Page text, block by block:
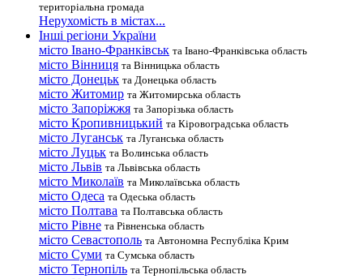
територіальна громада
Нерухомість в містах...
Інші регіони України
місто Івано-Франківськ та Івано-Франківська область
місто Вінниця та Вінницька область
місто Донецьк та Донецька область
місто Житомир та Житомирська область
місто Запоріжжя та Запорізька область
місто Кропивницький та Кіровоградська область
місто Луганськ та Луганська область
місто Луцьк та Волинська область
місто Львів та Львівська область
місто Миколаїв та Миколаївська область
місто Одеса та Одеська область
місто Полтава та Полтавська область
місто Рівне та Рівненська область
місто Севастополь та Автономна Республіка Крим
місто Суми та Сумська область
місто Тернопіль та Тернопільська область